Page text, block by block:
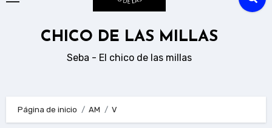
CHICO DE LAS MILLAS
Seba - El chico de las millas
Página de inicio AM V